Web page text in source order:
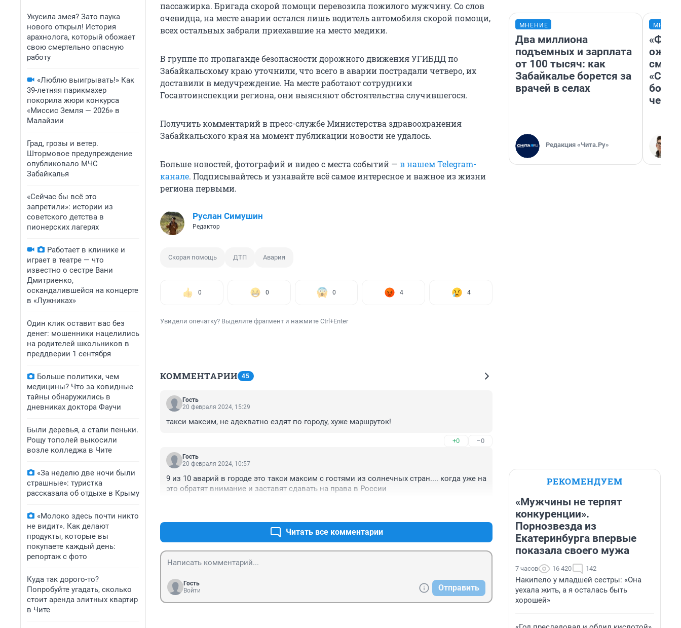
Укусила змея? Зато паука
нового открыл! История
арахнолога, который обожает
свою смертельно опасную
работу
«Люблю выигрывать!» Как
39-летняя парикмахер
покорила жюри конкурса
«Миссис Земля — 2026» в
Малайзии
Град, грозы и ветер.
Штормовое предупреждение
опубликовало МЧС
Забайкалья
«Сейчас бы всё это
запретили»: истории из
советского детства в
пионерских лагерях
Работает в клинике и
играет в театре — что
известно о сестре Вани
Дмитриенко,
оскандалившейся на концерте
в «Лужниках»
Один клик оставит вас без
денег: мошенники нацелились
на родителей школьников в
преддверии 1 сентября
Больше политики, чем
медицины? Что за ковидные
тайны обнаружились в
дневниках доктора Фаучи
Были деревья, а стали пеньки.
Рощу тополей выкосили
возле колледжа в Чите
«За неделю две ночи были
страшные»: туристка
рассказала об отдыхе в Крыму
«Молоко здесь почти никто
не видит». Как делают
продукты, которые вы
покупаете каждый день:
репортаж с фото
Куда так дорого-то?
Попробуйте угадать, сколько
стоит аренда элитных квартир
в Чите
пассажирка. Бригада скорой помощи перевозила пожилого мужчину. Со слов
очевидца, на месте аварии остался лишь водитель автомобиля скорой помощи,
всех остальных забрали приехавшие на место медики.
В группе по пропаганде безопасности дорожного движения УГИБДД по
Забайкальскому краю уточнили, что всего в аварии пострадали четверо, их
доставили в медучреждение. На месте работают сотрудники
Госавтоинспекции региона, они выясняют обстоятельства случившегося.
Получить комментарий в пресс-службе Министерства здравоохранения
Забайкальского края на момент публикации новости не удалось.
Больше новостей, фотографий и видео с места событий — в нашем Telegram-
канале. Подписывайтесь и узнавайте всё самое интересное и важное из жизни
региона первыми.
Руслан Симушин
Редактор
Скорая помощь ДТП Авария
0 0 0 4 4
Увидели опечатку? Выделите фрагмент и нажмите Ctrl+Enter
КОММЕНТАРИИ 45
Гость
20 февраля 2024, 15:29
такси максим, не адекватно ездят по городу, хуже маршруток!
+0 –0
Гость
20 февраля 2024, 10:57
9 из 10 аварий в городе это такси максим с гостями из солнечных стран.... когда уже на
это обратят внимание и заставят сдавать на права в России
Читать все комментарии
Гость
Войти
Отправить
МНЕНИЕ
Два миллиона
подъемных и зарплата
от 100 тысяч: как
Забайкалье борется за
врачей в селах
Редакция «Чита.Ру»
РЕКОМЕНДУЕМ
«Мужчины не терпят
конкуренции».
Порнозвезда из
Екатеринбурга впервые
показала своего мужа
7 часов 16 420 142
Накипело у младшей сестры: «Она
уехала жить, а я осталась быть
хорошей»